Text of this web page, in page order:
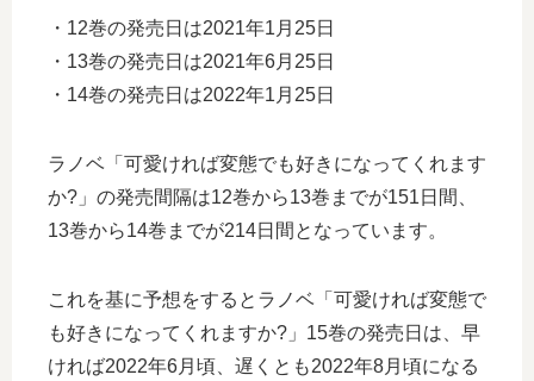
・12巻の発売日は2021年1月25日
・13巻の発売日は2021年6月25日
・14巻の発売日は2022年1月25日
ラノベ「可愛ければ変態でも好きになってくれます
か?」の発売間隔は12巻から13巻までが151日間、
13巻から14巻までが214日間となっています。
これを基に予想をするとラノベ「可愛ければ変態で
も好きになってくれますか?」15巻の発売日は、早
ければ2022年6月頃、遅くとも2022年8月頃になる